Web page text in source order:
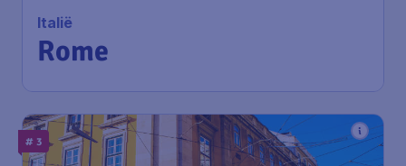
Italië
Rome
# 3